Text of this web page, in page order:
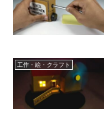
工作・絵・クラフト